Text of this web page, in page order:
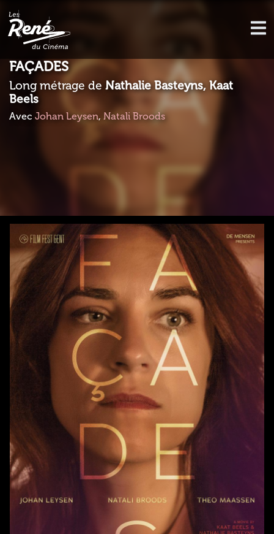
FAÇADES
Long métrage de Nathalie Basteyns, Kaat
Beels
Avec Johan Leysen, Natali Broods